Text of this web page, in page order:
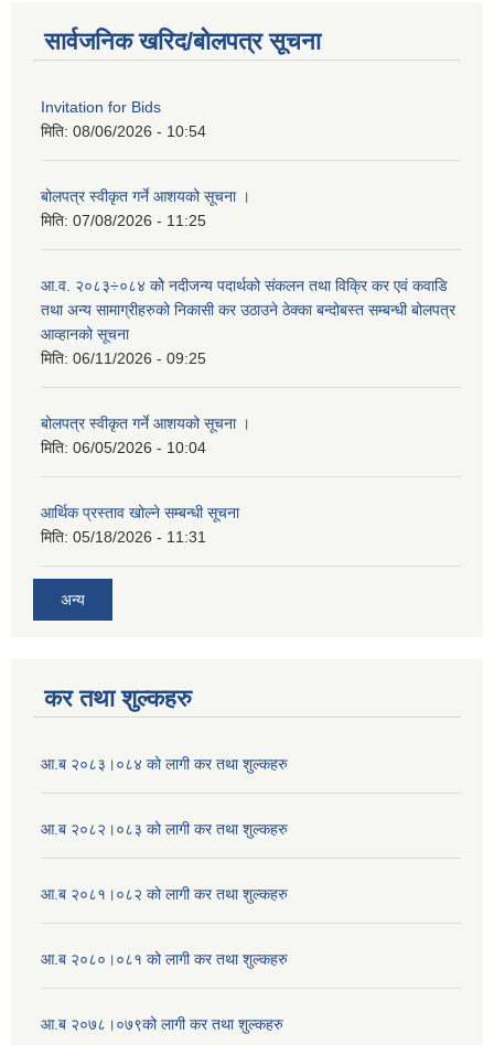
सार्वजनिक खरिद/बोलपत्र सूचना
Invitation for Bids
मिति: 08/06/2026 - 10:54
बोलपत्र स्वीकृत गर्ने आशयको सूचना ।
मिति: 07/08/2026 - 11:25
आ.व. २०८३÷०८४ कोे नदीजन्य पदार्थको संकलन तथा विक्रि कर एवं कवाडि
तथा अन्य सामाग्रीहरुको निकासी कर उठाउने ठेक्का बन्दोबस्त सम्बन्धी बोलपत्र
आव्हानको सूचना
मिति: 06/11/2026 - 09:25
बोलपत्र स्वीकृत गर्ने आशयको सूचना ।
मिति: 06/05/2026 - 10:04
आर्थिक प्रस्ताव खोल्ने सम्बन्धी सूचना
मिति: 05/18/2026 - 11:31
अन्य
कर तथा शुल्कहरु
आ.ब २०८३।०८४ को लागी कर तथा शुल्कहरु
आ.ब २०८२।०८३ को लागी कर तथा शुल्कहरु
आ.ब २०८१।०८२ को लागी कर तथा शुल्कहरु
आ.ब २०८०।०८१ को लागी कर तथा शुल्कहरु
आ.ब २०७८।०७९को लागी कर तथा शुल्कहरु